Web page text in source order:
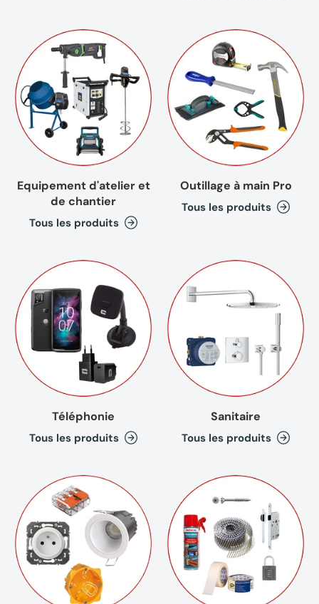
Equipement d'atelier et
de chantier
Tous les produits
Outillage à main Pro
Tous les produits
Téléphonie
Tous les produits
Sanitaire
Tous les produits